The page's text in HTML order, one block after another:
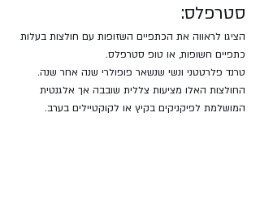
סטרפלס:
הציגו לראווה את הכתפיים השזופות עם חולצות בעלות
כתפיים חשופות, או טופ סטרפלס.
טרנד פלרטטני ונשי שנשאר פופולרי שנה אחר שנה.
החולצות האלו מציעות צללית שובבה אך אלגנטית
המושלמת לפיקניקים בקיץ או לקוקטיילים בערב.